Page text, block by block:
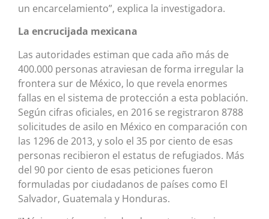
un encarcelamiento”, explica la investigadora.
La encrucijada mexicana
Las autoridades estiman que cada año más de
400.000 personas atraviesan de forma irregular la
frontera sur de México, lo que revela enormes
fallas en el sistema de protección a esta población.
Según cifras oficiales, en 2016 se registraron 8788
solicitudes de asilo en México en comparación con
las 1296 de 2013, y solo el 35 por ciento de esas
personas recibieron el estatus de refugiados. Más
del 90 por ciento de esas peticiones fueron
formuladas por ciudadanos de países como El
Salvador, Guatemala y Honduras.